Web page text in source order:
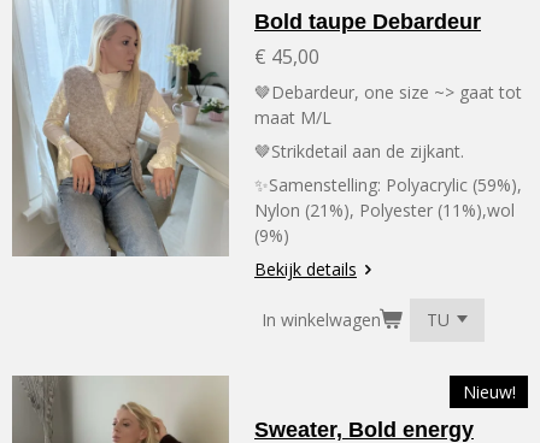
Bold taupe Debardeur
€ 45,00
🤎Debardeur, one size ~> gaat tot
maat M/L
🤎Strikdetail aan de zijkant.
✨Samenstelling: Polyacrylic (59%),
Nylon (21%), Polyester (11%),wol
(9%)
Bekijk details
In winkelwagen
Nieuw!
Sweater, Bold energy